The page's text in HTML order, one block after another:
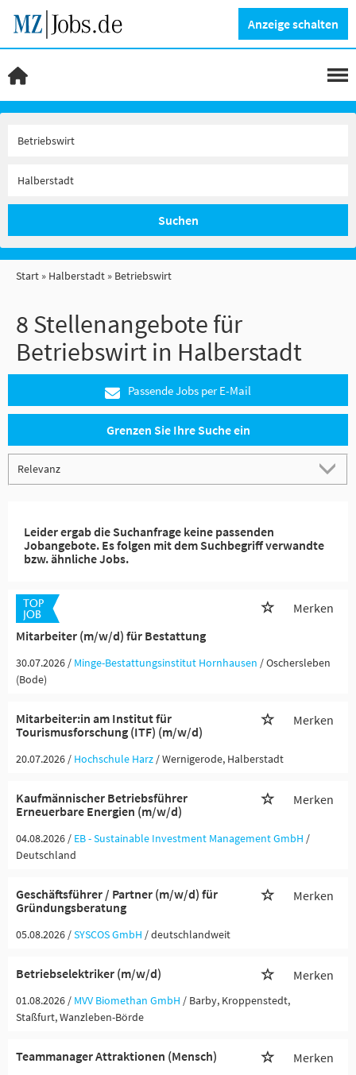
Anzeige schalten
Suchen
Start Halberstadt Betriebswirt
8 Stellenangebote für
Betriebswirt in Halberstadt
Passende Jobs per E-Mail
Grenzen Sie Ihre Suche ein
Leider ergab die Suchanfrage keine passenden
Jobangebote. Es folgen mit dem Suchbegriff verwandte
bzw. ähnliche Jobs.
Mitarbeiter (m/w/d) für Bestattung
Merken
30.07.2026 / Minge-Bestattungsinstitut Hornhausen / Oschersleben
(Bode)
Mitarbeiter:in am Institut für
Tourismusforschung (ITF) (m/w/d)
Merken
20.07.2026 / Hochschule Harz / Wernigerode, Halberstadt
Kaufmännischer Betriebsführer
Erneuerbare Energien (m/w/d)
Merken
04.08.2026 / EB - Sustainable Investment Management GmbH /
Deutschland
Geschäftsführer / Partner (m/w/d) für
Gründungsberatung
Merken
05.08.2026 /SYSCOS GmbH / deutschlandweit
Betriebselektriker (m/w/d) Merken
01.08.2026 / MVV Biomethan GmbH / Barby, Kroppenstedt,
Staßfurt, Wanzleben-Börde
Teammanager Attraktionen (Mensch) Merken